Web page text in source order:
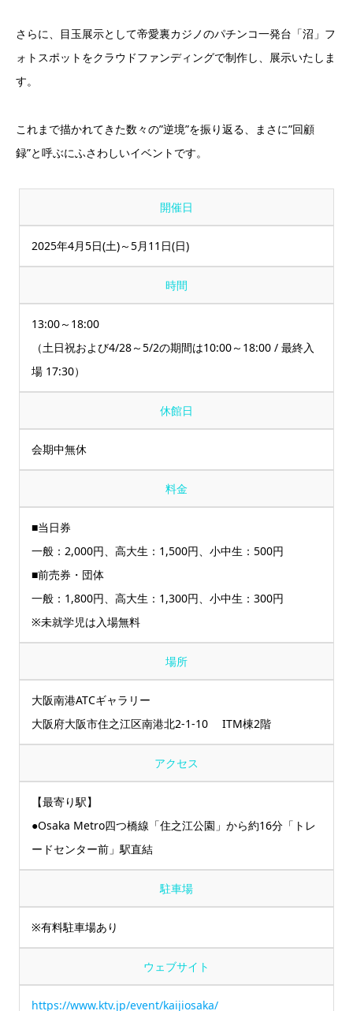
さらに、目玉展示として帝愛裏カジノのパチンコ一発台「沼」フ
ォトスポットをクラウドファンディングで制作し、展示いたしま
す。
これまで描かれてきた数々の”逆境”を振り返る、まさに”回顧
録”と呼ぶにふさわしいイベントです。
開催日
2025年4月5日(土)～5月11日(日)
時間
13:00～18:00
（土日祝および4/28～5/2の期間は10:00～18:00 / 最終入
場 17:30）
休館日
会期中無休
料金
■当日券
一般：2,000円、高大生：1,500円、小中生：500円
■前売券・団体
一般：1,800円、高大生：1,300円、小中生：300円
※未就学児は入場無料
場所
大阪南港ATCギャラリー
大阪府大阪市住之江区南港北2-1-10 ITM棟2階
アクセス
【最寄り駅】
●Osaka Metro四つ橋線「住之江公園」から約16分「トレ
ードセンター前」駅直結
駐車場
※有料駐車場あり
ウェブサイト
https://www.ktv.jp/event/kaijiosaka/